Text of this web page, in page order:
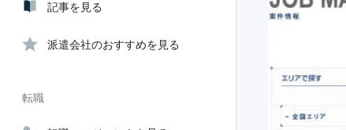
記事を見る
派遣会社のおすすめを見る
転職